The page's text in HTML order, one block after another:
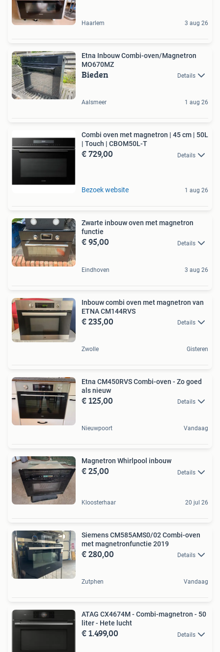
Haarlem 3 aug 26
Etna Inbouw Combi-oven/Magnetron
MO670MZ
Bieden Details
Aalsmeer 1 aug 26
Combi oven met magnetron | 45 cm | 50L
| Touch | CBOM50L-T
€ 729,00 Details
Bezoek website 1 aug 26
Zwarte inbouw oven met magnetron
functie
€ 95,00 Details
Eindhoven 3 aug 26
Inbouw combi oven met magnetron van
ETNA CM144RVS
€ 235,00 Details
Zwolle Gisteren
Etna CM450RVS Combi-oven - Zo goed
als nieuw
€ 125,00 Details
Nieuwpoort Vandaag
Magnetron Whirlpool inbouw
€ 25,00 Details
Kloosterhaar 20 jul 26
Siemens CM585AMS0/02 Combi-oven
met magnetronfunctie 2019
€ 280,00 Details
Zutphen Vandaag
ATAG CX4674M - Combi-magnetron - 50
liter - Hete lucht
€ 1.499,00 Details